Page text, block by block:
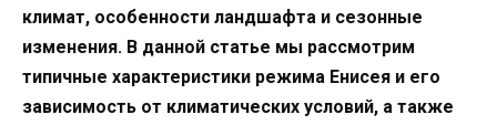
климат, особенности ландшафта и сезонные
изменения. В данной статье мы рассмотрим
типичные характеристики режима Енисея и его
зависимость от климатических условий, а также